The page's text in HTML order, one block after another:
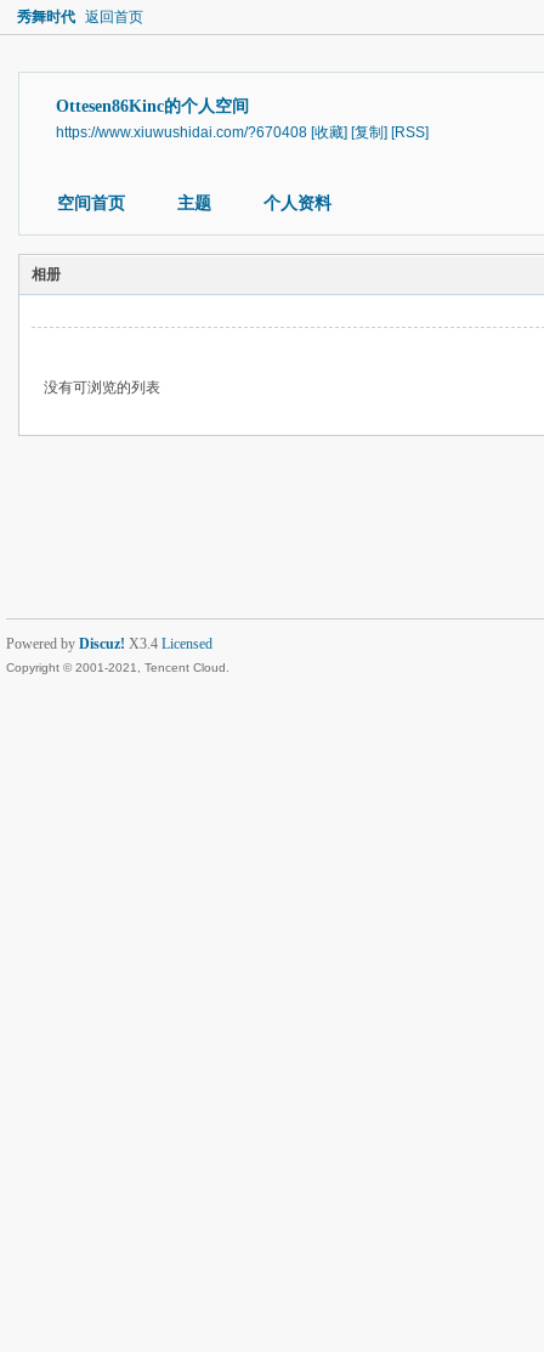
秀舞时代 返回首页
Ottesen86Kinc的个人空间
https://www.xiuwushidai.com/?670408 [收藏] [复制] [RSS]
空间首页 主题 个人资料
相册
没有可浏览的列表
Powered by Discuz! X3.4 Licensed
Copyright © 2001-2021, Tencent Cloud.